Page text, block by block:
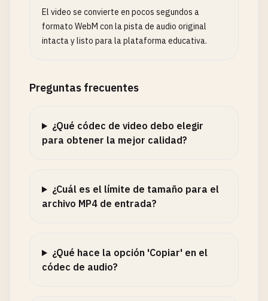
El video se convierte en pocos segundos a
formato WebM con la pista de audio original
intacta y listo para la plataforma educativa.
Preguntas frecuentes
¿Qué códec de video debo elegir
para obtener la mejor calidad?
¿Cuál es el límite de tamaño para el
archivo MP4 de entrada?
¿Qué hace la opción 'Copiar' en el
códec de audio?